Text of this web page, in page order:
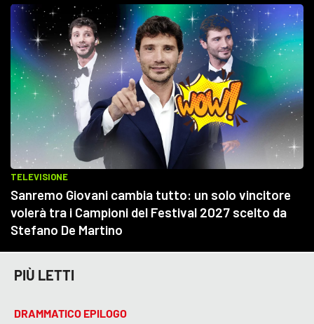
PIÙ LETTI
DRAMMATICO EPILOGO